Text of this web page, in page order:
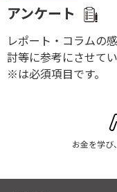
アンケート
レポート・コラムの
討等に参考にさせてい
※は必須項目です。
お金を学び